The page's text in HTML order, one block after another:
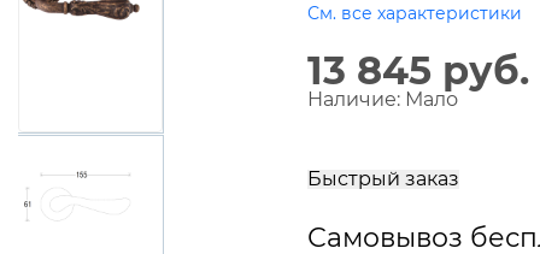
См. все характеристики
13 845 руб.
Наличие: Мало
Быстрый заказ
Самовывоз